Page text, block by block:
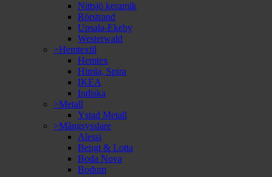
Nittsjö keramik
Rörstrand
Upsala-Ekeby
Westerwald
>Hemtextil
Hemtex
Himla, Spira
IKEA
Indiska
>Metall
Ystad Metall
>Mångsysslare
Alessi
Bengt & Lotta
Boda Nova
Bodum